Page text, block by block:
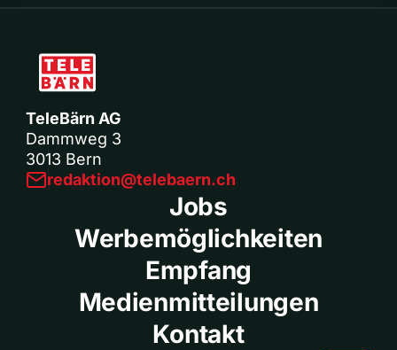
TeleBärn AG
Dammweg 3
3013 Bern
redaktion@telebaern.ch
Jobs
Werbemöglichkeiten
Empfang
Medienmitteilungen
Kontakt